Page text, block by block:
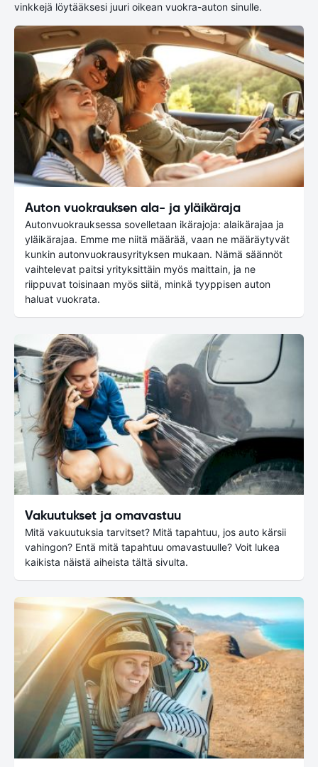
vinkkejä löytääksesi juuri oikean vuokra-auton sinulle.
Auton vuokrauksen ala- ja yläikäraja
Autonvuokrauksessa sovelletaan ikärajoja: alaikärajaa ja
yläikärajaa. Emme me niitä määrää, vaan ne määräytyvät
kunkin autonvuokrausyrityksen mukaan. Nämä säännöt
vaihtelevat paitsi yrityksittäin myös maittain, ja ne
riippuvat toisinaan myös siitä, minkä tyyppisen auton
haluat vuokrata.
Vakuutukset ja omavastuu
Mitä vakuutuksia tarvitset? Mitä tapahtuu, jos auto kärsii
vahingon? Entä mitä tapahtuu omavastuulle? Voit lukea
kaikista näistä aiheista tältä sivulta.